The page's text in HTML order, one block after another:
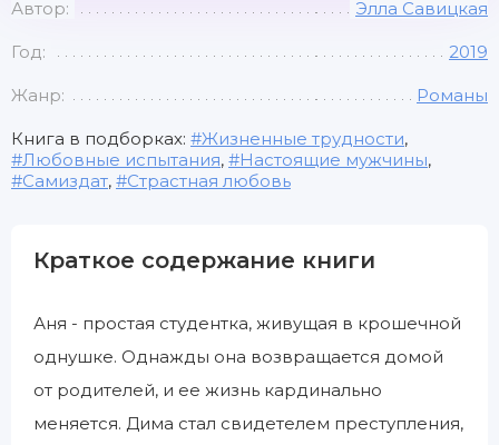
Автор: Элла Савицкая
Год: 2019
Жанр: Романы
Книга в подборках: Жизненные трудности,
Любовные испытания, Настоящие мужчины,
Самиздат, Страстная любовь
Краткое содержание книги
Аня - простая студентка, живущая в крошечной
однушке. Однажды она возвращается домой
от родителей, и ее жизнь кардинально
меняется. Дима стал свидетелем преступления,